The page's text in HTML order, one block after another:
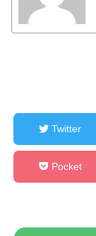
Twitter
Pocket